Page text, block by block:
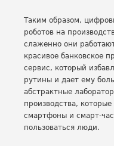
Таким образом,
роботов на
слаженно они
красивое банковское
сервис, который
рутины и дает ему
абстрактные
производства,
смартфоны и смарт-
пользоваться люди.